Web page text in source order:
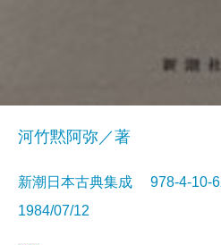
河竹黙阿弥／著
新潮日本古典集成 978-4-
1984/07/12